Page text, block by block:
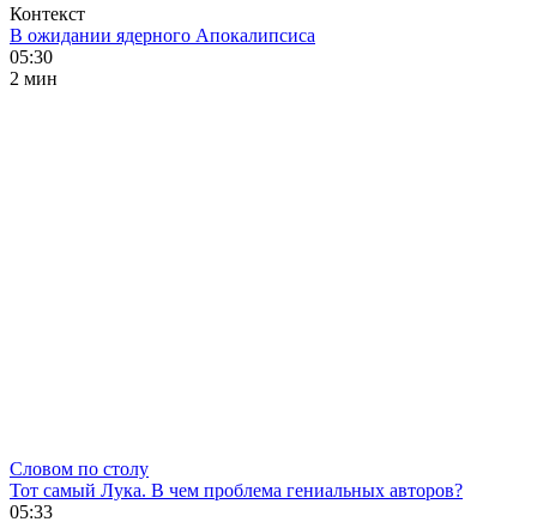
Контекст
В ожидании ядерного Апокалипсиса
05:30
2 мин
Словом по столу
Тот самый Лука. В чем проблема гениальных авторов?
05:33